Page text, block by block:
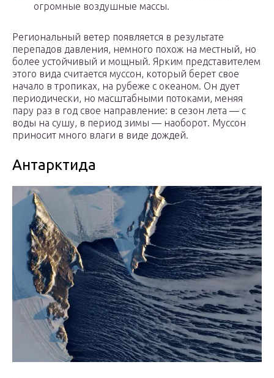
огромные воздушные массы.
Региональный ветер появляется в результате
перепадов давления, немного похож на местный, но
более устойчивый и мощный. Ярким представителем
этого вида считается муссон, который берет свое
начало в тропиках, на рубеже с океаном. Он дует
периодически, но масштабными потоками, меняя
пару раз в год свое направление: в сезон лета — с
воды на сушу, в период зимы — наоборот. Муссон
приносит много влаги в виде дождей.
Антарктида